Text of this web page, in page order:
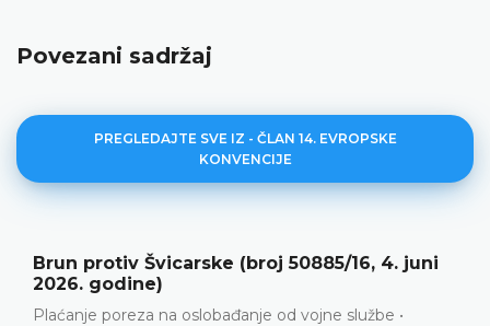
Povezani sadržaj
PREGLEDAJTE SVE IZ - ČLAN 14. EVROPSKE
KONVENCIJE
Ortega Ortega protiv Španije (broj 36325/22,
4. decembar 2025. godine)
Neispunjavanje pozitivnih obaveza da se osigura